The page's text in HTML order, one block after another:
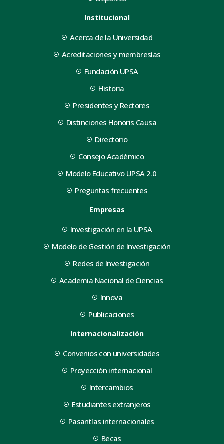
Institucional
Acerca de la Universidad
Acreditaciones y membresías
Fundación UPSA
Historia
Presidentes y Rectores
Distinciones Honoris Causa
Directorio
Consejo Académico
Modelo Educativo UPSA 2.0
Preguntas frecuentes
Empresas
Investigación en la UPSA
Modelo de Gestión de Investigación
Redes de Investigación
Academia Nacional de Ciencias
Innova
Publicaciones
Internacionalización
Convenios con universidades
Proyección internacional
Intercambios
Estudiantes extranjeros
Pasantías internacionales
Becas